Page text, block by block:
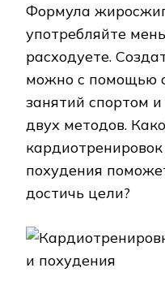
Формула
употребляйте
расходуете.
можно с помощью
занятий спортом
двух методов.
похудения
достичь цели?